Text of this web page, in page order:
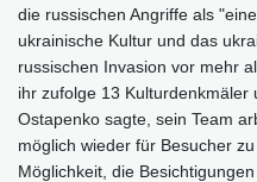
die russischen Angriffe als
ukrainische Kultur und das
russischen Invasion vor mehr
ihr zufolge 13 Kulturdenkmäler
Ostapenko sagte, sein Team
möglich wieder für Besucher
Möglichkeit, die